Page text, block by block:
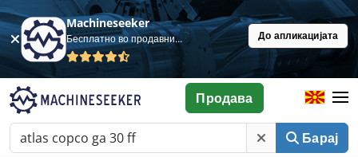
Machineseeker
Бесплатно во продавница До апликацијата
Барај
Продава